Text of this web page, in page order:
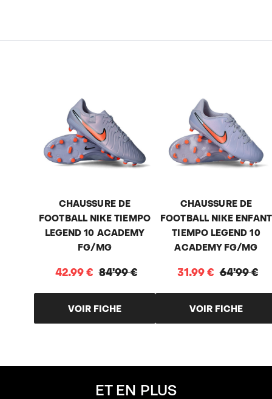
CHAUSSURE DE
FOOTBALL NIKE TIEMPO
LEGEND 10 ACADEMY
FG/MG
42.99€ 84'99€
VOIR FICHE
CHAUSSURE DE
FOOTBALL NIKE ENFANT
TIEMPO LEGEND 10
ACADEMY FG/MG
31.99€ 64'99€
VOIR FICHE
ET EN PLUS